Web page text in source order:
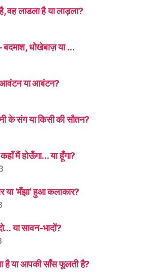
वह लाडला है या लाड़ला?
धोखेबाज़ या …
या आबंटन?
के संग या किसी की सौतन?
मैं होऊँगा… या हूँगा?
या ‘मँझा’ हुआ कलाकार?
या सावन-भादों?
या आपकी साँस फूलती है?